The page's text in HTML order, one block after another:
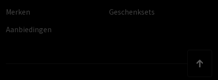
Merken
Geschenksets
Aanbiedingen